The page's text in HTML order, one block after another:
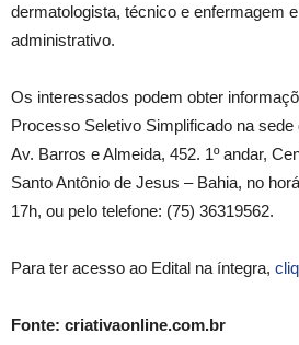
dermatologista, técnico e enfermagem
administrativo.
Os interessados podem obter
Processo Seletivo Simplificado na
Av. Barros e Almeida, 452. 1º andar,
Santo Antônio de Jesus – Bahia, no
17h, ou pelo telefone: (75) 36319562.
Para ter acesso ao Edital na íntegra,
Fonte: criativaonline.com.br